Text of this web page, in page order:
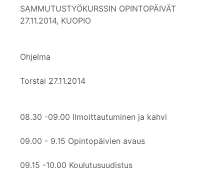
SAMMUTUSTYÖKURSSIN OPINTOPÄIVÄT
27.11.2014, KUOPIO
Ohjelma
Torstai 27.11.2014
08.30 -09.00 Ilmoittautuminen ja kahvi
09.00 - 9.15 Opintopäivien avaus
09.15 -10.00 Koulutusuudistus